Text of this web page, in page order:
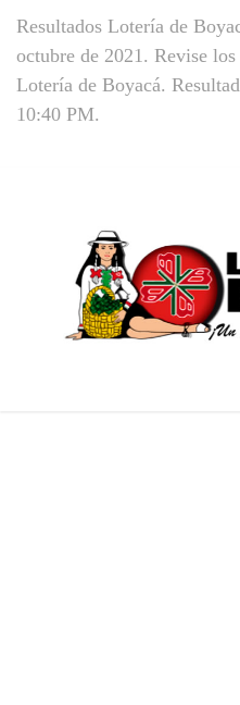
Resultados Lotería de
octubre de 2021. Revise
Lotería de Boyacá.
10:40 PM.